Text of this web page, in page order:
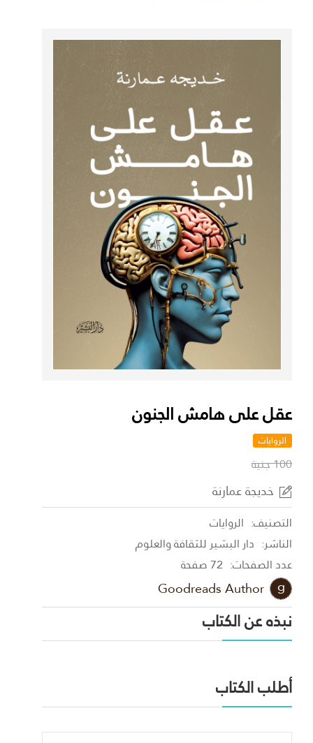
عقل على هامش الجنون
الروايات
100 جنية
خديجة عمارنة
التصنيف: الروايات
الناشر: دار البشير للثقافة والعلوم
عدد الصفحات: 72 صفحة
Goodreads Author
نبذه عن الكتاب
أطلب الكتاب